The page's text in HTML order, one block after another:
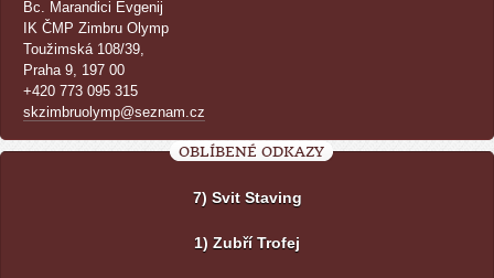
Bc. Marandici Evgenij
IK ČMP Zimbru Olymp
Toužimská 108/39,
Praha 9, 197 00
+420 773 095 315
skzimbruolymp@seznam.cz
OBLÍBENÉ ODKAZY
7) Svit Staving
1) Zubří Trofej